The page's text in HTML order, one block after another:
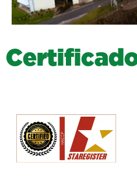
Certificad